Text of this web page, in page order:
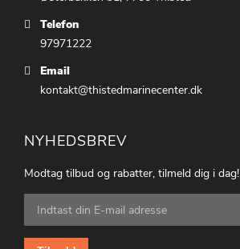
Telefon
97971222
Email
kontakt@thistedmarinecenter.dk
NYHEDSBREV
Modtag tilbud og rabatter, tilmeld dig i dag!
Tilmeld
dig
vores
nyhedsbrev: